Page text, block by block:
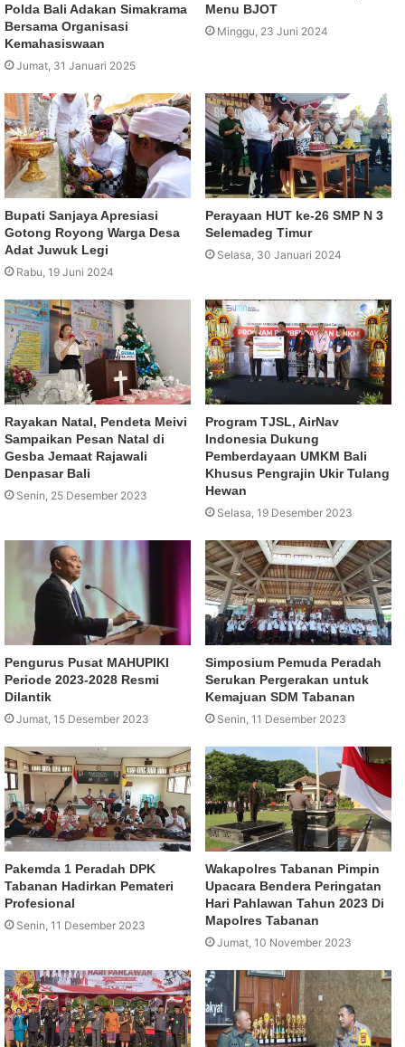
Polda Bali Adakan Simakrama
Bersama Organisasi
Kemahasiswaan
Jumat, 31 Januari 2025
Menu BJOT
Minggu, 23 Juni 2024
Bupati Sanjaya Apresiasi
Gotong Royong Warga Desa
Adat Juwuk Legi
Rabu, 19 Juni 2024
Perayaan HUT ke-26 SMP N 3
Selemadeg Timur
Selasa, 30 Januari 2024
Rayakan Natal, Pendeta Meivi
Sampaikan Pesan Natal di
Gesba Jemaat Rajawali
Denpasar Bali
Senin, 25 Desember 2023
Program TJSL, AirNav
Indonesia Dukung
Pemberdayaan UMKM Bali
Khusus Pengrajin Ukir Tulang
Hewan
Selasa, 19 Desember 2023
Pengurus Pusat MAHUPIKI
Periode 2023-2028 Resmi
Dilantik
Jumat, 15 Desember 2023
Simposium Pemuda Peradah
Serukan Pergerakan untuk
Kemajuan SDM Tabanan
Senin, 11 Desember 2023
Pakemda 1 Peradah DPK
Tabanan Hadirkan Pemateri
Profesional
Senin, 11 Desember 2023
Wakapolres Tabanan Pimpin
Upacara Bendera Peringatan
Hari Pahlawan Tahun 2023 Di
Mapolres Tabanan
Jumat, 10 November 2023